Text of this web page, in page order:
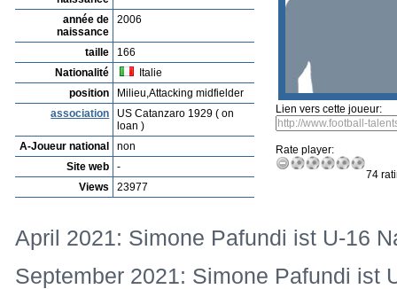
année de
naissance
2006
taille
166
Nationalité
Italie
position
Milieu,Attacking midfielder
association
US Catanzaro 1929 ( on
loan )
A-Joueur national
non
Site web
-
Views
23977
Lien vers cette joueur:
Rate player:
74
April 2021: Simone Pafundi ist U-16
September 2021: Simone Pafundi ist